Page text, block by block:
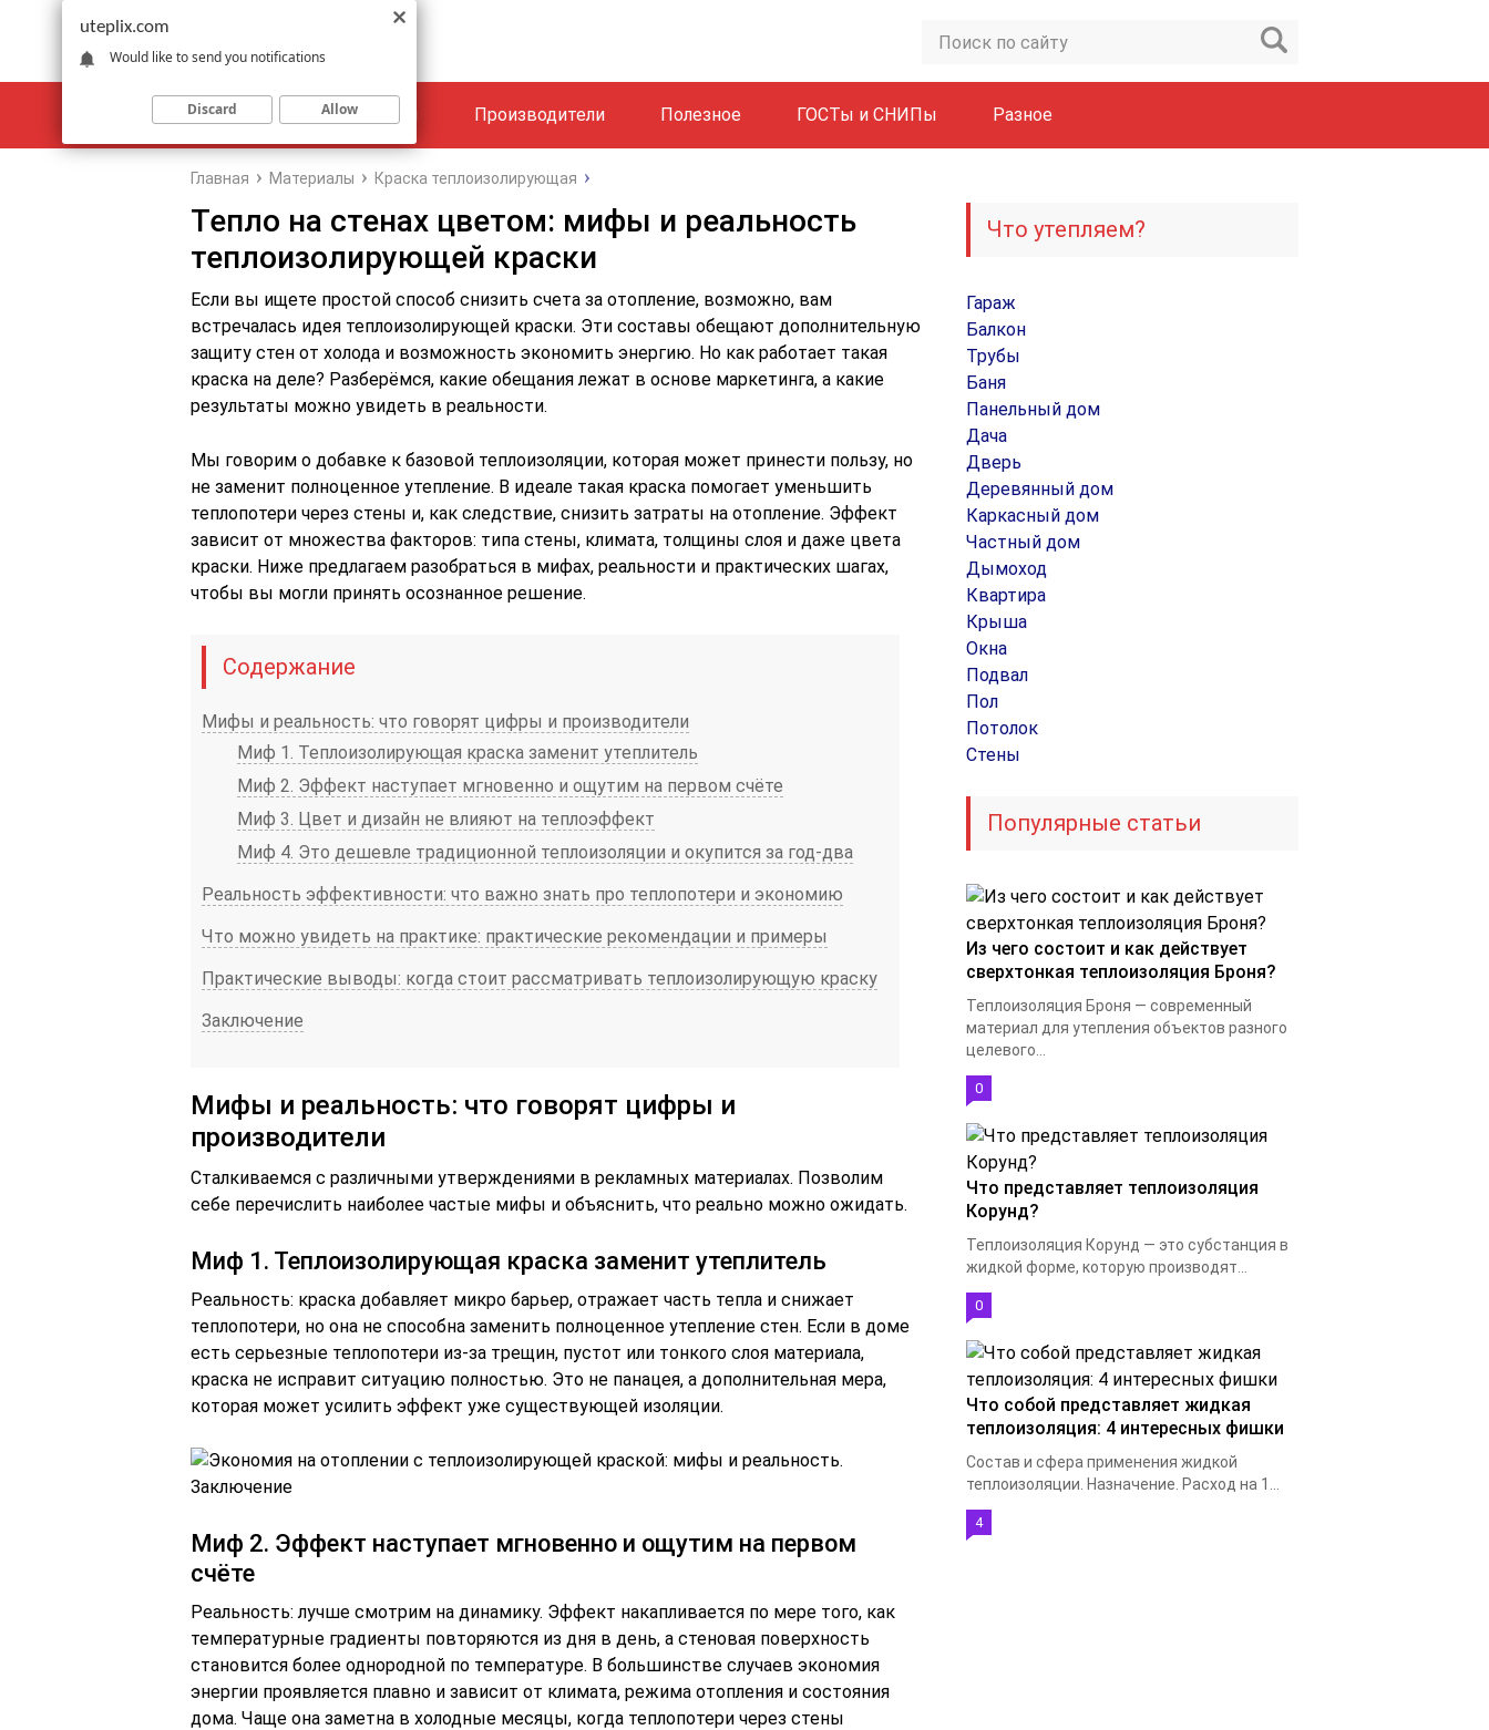
Материалы Объекты Производители Полезное ГОСТы и СНИПы Разное
Главная Материалы Краска теплоизолирующая
Тепло на стенах цветом: мифы и реальность
теплоизолирующей краски
Если вы ищете простой способ снизить счета за отопление, возможно, вам
встречалась идея теплоизолирующей краски. Эти составы обещают дополнительную
защиту стен от холода и возможность экономить энергию. Но как работает такая
краска на деле? Разберёмся, какие обещания лежат в основе маркетинга, а какие
результаты можно увидеть в реальности.
Мы говорим о добавке к базовой теплоизоляции, которая может принести пользу, но
не заменит полноценное утепление. В идеале такая краска помогает уменьшить
теплопотери через стены и, как следствие, снизить затраты на отопление. Эффект
зависит от множества факторов: типа стены, климата, толщины слоя и даже цвета
краски. Ниже предлагаем разобраться в мифах, реальности и практических шагах,
чтобы вы могли принять осознанное решение.
Содержание
Мифы и реальность: что говорят цифры и производители
Миф 1. Теплоизолирующая краска заменит утеплитель
Миф 2. Эффект наступает мгновенно и ощутим на первом счёте
Миф 3. Цвет и дизайн не влияют на теплоэффект
Миф 4. Это дешевле традиционной теплоизоляции и окупится за год-два
Реальность эффективности: что важно знать про теплопотери и экономию
Что можно увидеть на практике: практические рекомендации и примеры
Практические выводы: когда стоит рассматривать теплоизолирующую краску
Заключение
Мифы и реальность: что говорят цифры и
производители
Сталкиваемся с различными утверждениями в рекламных материалах. Позволим
себе перечислить наиболее частые мифы и объяснить, что реально можно ожидать.
Миф 1. Теплоизолирующая краска заменит утеплитель
Реальность: краска добавляет микро барьер, отражает часть тепла и снижает
теплопотери, но она не способна заменить полноценное утепление стен. Если в доме
есть серьезные теплопотери из-за трещин, пустот или тонкого слоя материала,
краска не исправит ситуацию полностью. Это не панацея, а дополнительная мера,
которая может усилить эффект уже существующей изоляции.
Миф 2. Эффект наступает мгновенно и ощутим на первом
счёте
Реальность: лучше смотрим на динамику. Эффект накапливается по мере того, как
температурные градиенты повторяются из дня в день, а стеновая поверхность
становится более однородной по температуре. В большинстве случаев экономия
энергии проявляется плавно и зависит от климата, режима отопления и состояния
дома. Чаще она заметна в холодные месяцы, когда теплопотери через стены
Что утепляем?
Гараж
Балкон
Трубы
Баня
Панельный дом
Дача
Дверь
Деревянный дом
Каркасный дом
Частный дом
Дымоход
Квартира
Крыша
Окна
Подвал
Пол
Потолок
Стены
Популярные статьи
Из чего состоит и как действует
сверхтонкая теплоизоляция Броня?
Теплоизоляция Броня — современный
материал для утепления объектов разного
целевого...
0
Что представляет теплоизоляция
Корунд?
Теплоизоляция Корунд — это субстанция в
жидкой форме, которую производят...
0
Что собой представляет жидкая
теплоизоляция: 4 интересных фишки
Состав и сфера применения жидкой
теплоизоляции. Назначение. Расход на 1...
4
uteplix.com
Would like to send you notifications
Discard Allow